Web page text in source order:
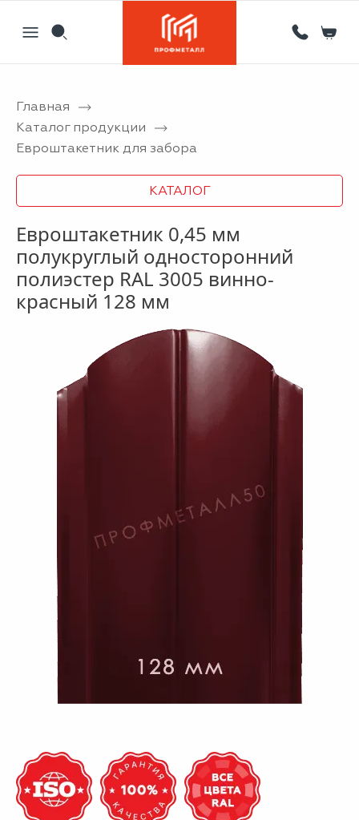
Назад
Партнерам
Информация
Назад
Кровля
Потолки
Двери
Металлоизделия
Назад
Сервисный металлоцентр
Гибка листового металла на станке с ЧПУ
Лазерная резка металла
Порошковая покраска металлических изделий
Проектирование вентилируемых фасадов
Вальцовка листового металла
Назад
Новости
Главная
Каталог продукции
Евроштакетник для забора
КАТАЛОГ
Евроштакетник 0,45 мм
полукруглый односторонний
полиэстер RAL 3005 винно-
красный 128 мм